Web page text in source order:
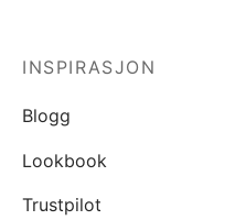
INSPIRASJON
Blogg
Lookbook
Trustpilot